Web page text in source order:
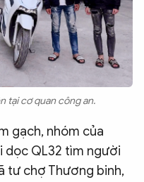
tại cơ quan công an.
gạch, nhóm của
dọc QL32 tìm người
tư chợ Thương binh,